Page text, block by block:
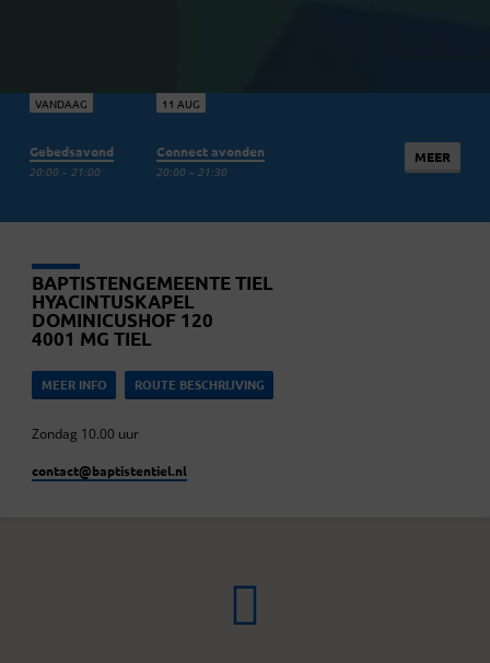
VANDAAG
Gebedsavond
20:00 – 21:00
11 AUG
Connect avonden
20:00 – 21:30
Jeugdavond
17:00 – 20:00
MEER
LOCATIE
BAPTISTENGEMEENTE TIEL
HYACINTUSKAPEL
DOMINICUSHOF 120
4001 MG TIEL
MEER INFO ROUTE BESCHRIJVING
Zondag 10.00 uur
contact​@baptistentiel.nl